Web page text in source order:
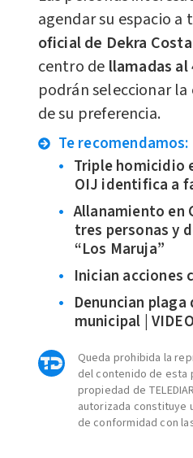
agendar su espacio a
oficial de Dekra
centro de llamadas al
podrán seleccionar
de su preferencia.
Te recomendamos:
Triple homicidio
OIJ identifica a
Allanamiento en
tres personas y
“Los Maruja”
Inician acciones
Denuncian
municipal | VIDEO
Queda prohibida la
del contenido de esta
propiedad de
autorizada constituye
de conformidad con